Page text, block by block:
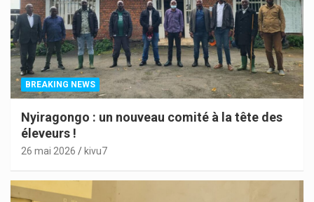
BREAKING NEWS
Nyiragongo : un nouveau comité à la tête des
éleveurs !
26 mai 2026 kivu7